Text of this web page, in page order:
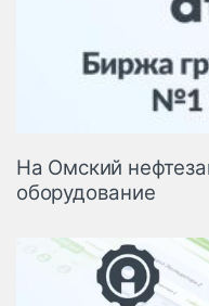
На Омский
оборудование